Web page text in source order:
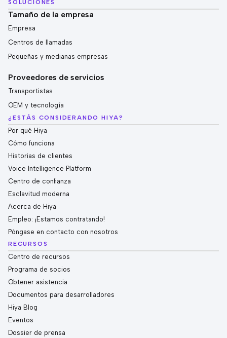
SOLUCIONES
Tamaño de la empresa
Empresa
Centros de llamadas
Pequeñas y medianas empresas
Proveedores de servicios
Transportistas
OEM y tecnología
¿ESTÁS CONSIDERANDO HIYA?
Por qué Hiya
Cómo funciona
Historias de clientes
Voice Intelligence Platform
Centro de confianza
Esclavitud moderna
Acerca de Hiya
Empleo: ¡Estamos contratando!
Póngase en contacto con nosotros
RECURSOS
Centro de recursos
Programa de socios
Obtener asistencia
Documentos para desarrolladores
Hiya Blog
Eventos
Dossier de prensa